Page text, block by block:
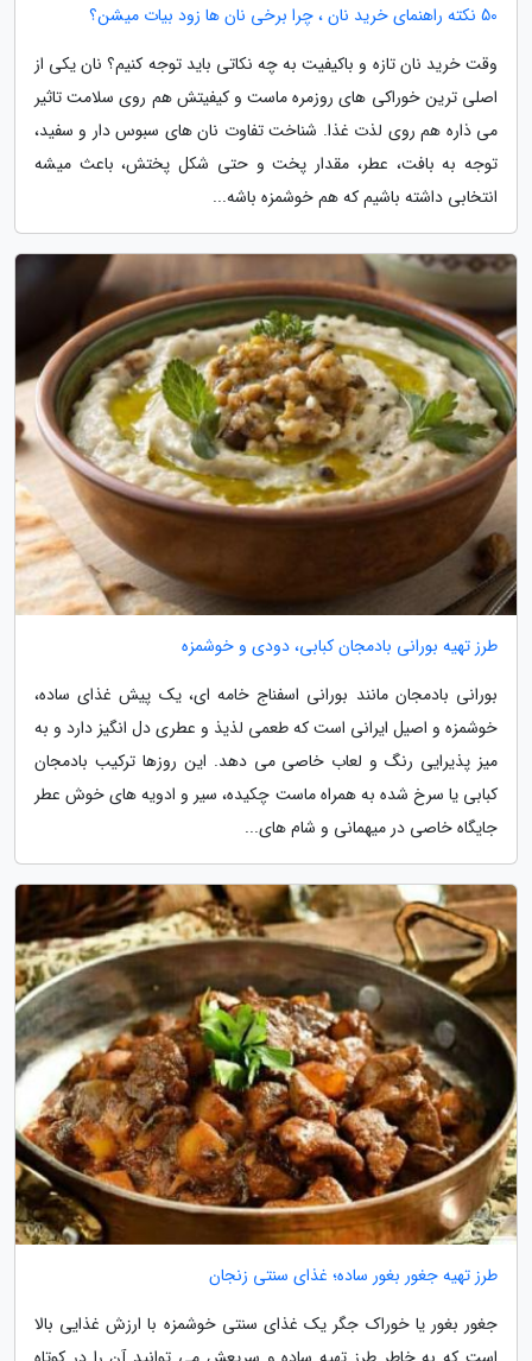
50 نکته راهنمای خرید نان ، چرا برخی نان ها زود بیات میشن؟
وقت خرید نان تازه و باکیفیت به چه نکاتی باید توجه کنیم؟ نان یکی از
اصلی ترین خوراکی های روزمره ماست و کیفیتش هم روی سلامت تاثیر
می ذاره هم روی لذت غذا. شناخت تفاوت نان های سبوس دار و سفید،
توجه به بافت، عطر، مقدار پخت و حتی شکل پختش، باعث میشه
انتخابی داشته باشیم که هم خوشمزه باشه...
طرز تهیه بورانی بادمجان کبابی، دودی و خوشمزه
بورانی بادمجان مانند بورانی اسفناج خامه ای، یک پیش غذای ساده،
خوشمزه و اصیل ایرانی است که طعمی لذیذ و عطری دل انگیز دارد و به
میز پذیرایی رنگ و لعاب خاصی می دهد. این روزها ترکیب بادمجان
کبابی یا سرخ شده به همراه ماست چکیده، سیر و ادویه های خوش عطر
جایگاه خاصی در میهمانی و شام های...
طرز تهیه جغور بغور ساده؛ غذای سنتی زنجان
جغور بغور یا خوراک جگر یک غذای سنتی خوشمزه با ارزش غذایی بالا